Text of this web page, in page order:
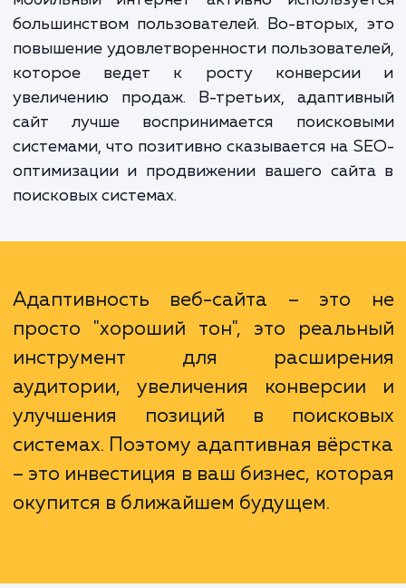
контентом независимо от
Адаптивная вёрстка открывает перед
массу преимуществ. Прежде всего,
увеличение охвата аудитории, ведь
мобильный интернет активно
большинством пользователей. Во-вторых,
сайт лучше воспринимается
системами, что позитивно сказывается на
оптимизации и продвижении вашего
поисковых системах.
Адаптивность веб-сайта – это